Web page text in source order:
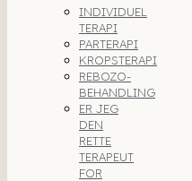
INDIVIDUEL
TERAPI
PARTERAPI
KROPSTERAPI
REBOZO-
BEHANDLING
ER JEG
DEN
RETTE
TERAPEUT
FOR